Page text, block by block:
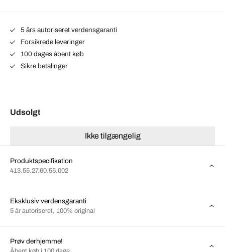
5 års autoriseret verdensgaranti
Forsikrede leveringer
100 dages åbent køb
Sikre betalinger
Udsolgt
Ikke tilgængelig
Produktspecifikation
413.55.27.60.55.002
Eksklusiv verdensgaranti
5 år autoriseret, 100% original
Prøv derhjemme!